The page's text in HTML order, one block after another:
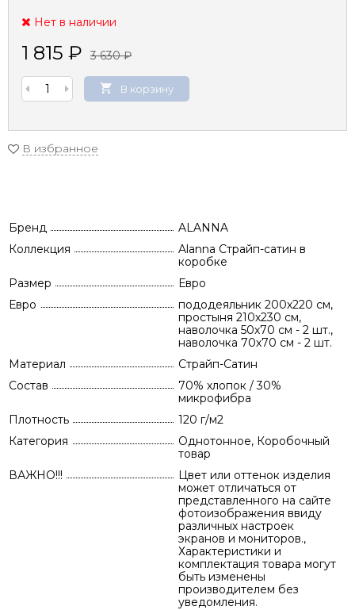
Нет в наличии
1 815 ₽ 3 630₽
В корзину
В избранное
Бренд
ALANNA
Коллекция
Alanna Страйп-сатин в
коробке
Размер
Евро
Евро
пододеяльник 200х220 см,
простыня 210х230 см,
наволочка 50х70 см - 2 шт.,
наволочка 70х70 см - 2 шт.
Материал
Страйп-Сатин
Состав
70% хлопок / 30%
микрофибра
Плотность
120 г/м2
Категория
Однотонное, Коробочный
товар
ВАЖНО!!!
Цвет или оттенок изделия
может отличаться от
представленного на сайте
фотоизображения ввиду
различных настроек
экранов и мониторов.,
Характеристики и
комплектация товара могут
быть изменены
производителем без
уведомления.